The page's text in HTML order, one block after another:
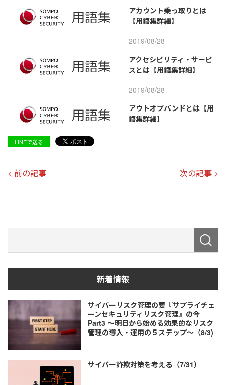
アカウント乗っ取りとは
【用語集詳細】
2019/08/28
アクセシビリティ・サービ
スとは【用語集詳細】
2019/08/28
アウトオブバンドとは【用
語集詳細】
LINEで送る
< 前の記事 次の記事 >
新着情報
サイバーリスク管理の要『サプライチェ
ーンセキュリティリスク管理』の今
Part3 ～明日から始める効果的なリスク
管理の導入・運用の５ステップ～（8/3)
サイバー詐欺対策を考える（7/31）